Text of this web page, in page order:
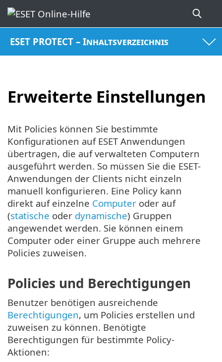
ESET PROTECT – Inhaltsverzeichnis
Erweiterte Einstellungen
Mit Policies können Sie bestimmte
Konfigurationen auf ESET Anwendungen
übertragen, die auf verwalteten Computern
ausgeführt werden. So müssen Sie die ESET-
Anwendungen der Clients nicht einzeln
manuell konfigurieren. Eine Policy kann
direkt auf einzelne Computer oder auf
(statische oder dynamische) Gruppen
angewendet werden. Sie können einem
Computer oder einer Gruppe auch mehrere
Policies zuweisen.
Policies und Berechtigungen
Benutzer benötigen ausreichende
Berechtigungen, um Policies erstellen und
zuweisen zu können. Benötigte
Berechtigungen für bestimmte Policy-
Aktionen: